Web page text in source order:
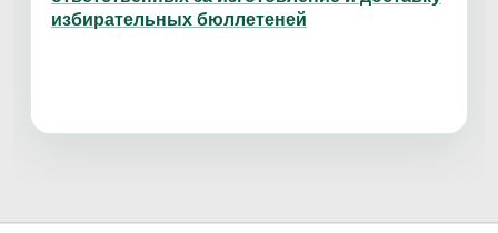
избирательных бюллетеней